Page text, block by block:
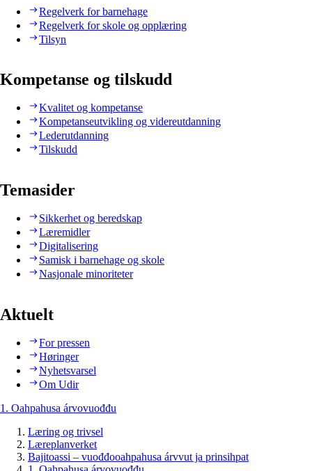
Regelverk for barnehage
Regelverk for skole og opplæring
Tilsyn
Kompetanse og tilskudd
Kvalitet og kompetanse
Kompetanseutvikling og videreutdanning
Lederutdanning
Tilskudd
Temasider
Sikkerhet og beredskap
Læremidler
Digitalisering
Samisk i barnehage og skole
Nasjonale minoriteter
Aktuelt
For pressen
Høringer
Nyhetsvarsel
Om Udir
1. Oahpahusa árvovuođđu
Læring og trivsel
Læreplanverket
Bajitoassi – vuođđooahpahusa árvvut ja prinsihpat